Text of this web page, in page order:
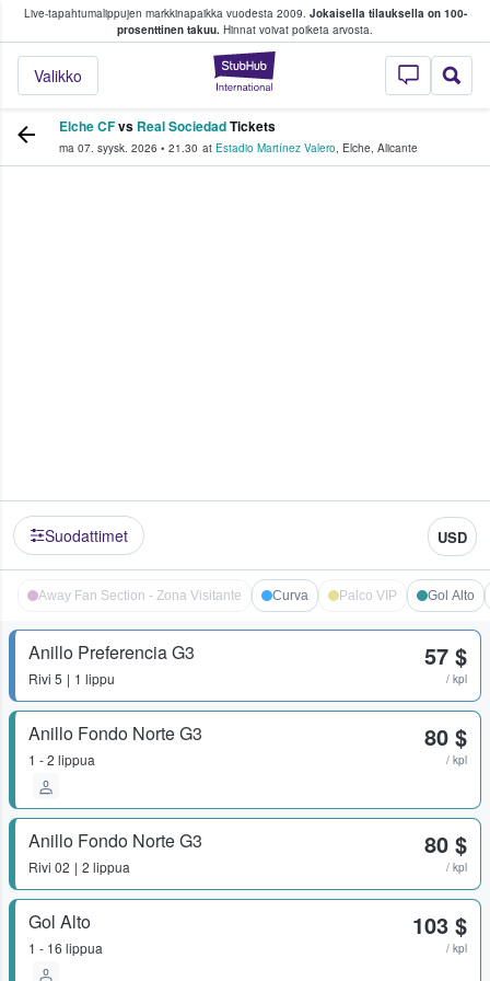
Live-tapahtumalippujen markkinapaikka vuodesta 2009. Jokaisella tilauksella on 100-
prosenttinen takuu. Hinnat voivat poiketa arvosta.
StubHub -
Valikko
fanit ostavat ja myyvät lippuja
Elche CFvs Real SociedadTickets
ma 07. syysk. 2026 • 21.30 at Estadio Martínez Valero, Elche, Alicante
Suodattimet USD
Away Fan Section - Zona Visitante Curva Palco VIP Gol Alto
Anillo Preferencia G3
Rivi 5 1 lippu
57 $
/ kpl
Anillo Fondo Norte G3
1 - 2 lippua
80 $
/ kpl
Anillo Fondo Norte G3
Rivi 02 2 lippua
80 $
/ kpl
Gol Alto
1 - 16 lippua
103 $
/ kpl